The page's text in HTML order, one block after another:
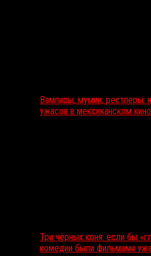
Вампиры, мумии, рестлеры:
ужасов в мексиканском кино
Три чёрных коня: если бы
комедии были фильмами